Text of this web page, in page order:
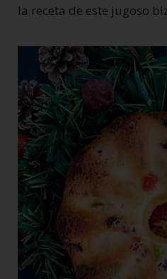
la receta de este jugoso